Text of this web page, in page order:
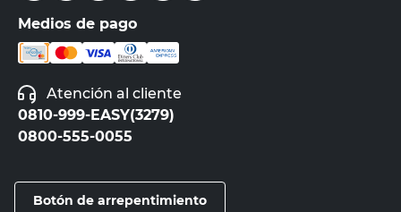
Medios de pago
Atención al cliente
0810-999-EASY(3279)
0800-555-0055
Botón de arrepentimiento